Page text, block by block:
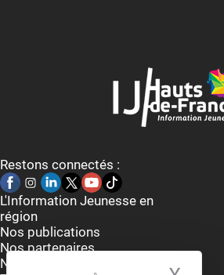
Restons connectés :
L'Information Jeunesse en
région
Nos publications
Nos partenaires
Nous contacter